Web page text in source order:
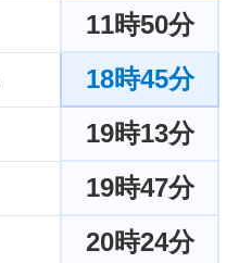
11時50分
18時45分
19時13分
19時47分
20時24分